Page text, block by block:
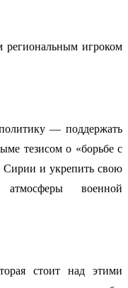
региональным игроком
— поддержать
тезисом о «борьбе с
и укрепить свою
военной
стоит над этими